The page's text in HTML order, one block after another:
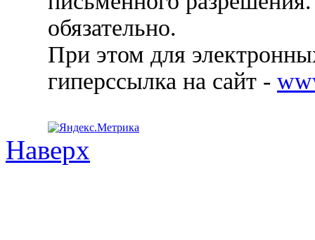
обязательно.
При этом для
гиперссылка на сайт -
Наверх